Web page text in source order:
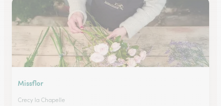
Missflor
Crecy la Chapelle